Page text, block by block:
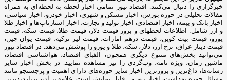
خبرگزاری را دنبال می‌کنند. اقتصاد نیوز تمامی اخبار لحظه به لحظه‌ای به همراه
مقالات تحلیلی در حوزه بورس، اخبار مسکن و شهری، اخبار خودرو، اخبار سیاسی،
اخبار بانک و بیمه، اخبار اقتصادی، اخبار تولید و تجارت، اخبار استارتاپ‌ها و اخبار طلا
و ارز شامل: اطلاعات لحظهای و بروز قیمت دلار، قیمت طلا، قیمت سکه، قیمت
یورو، قیمت بیت کوین، قیمت درهم امارات، قیمت لیر ترکیه، قیمت یوان چین،
قیمت دینار عراق، نرخ ارز، دلار، سکه، طلا و یورو را پوشش می‌دهد. در اقتصاد نیوز
می‌توانید بخش‌های متنوع دیگری همچون، الفبای اقتصاد، هواشناسی اقتصاد،
ماشین زمان، ویژه نامه، وب‌گردی را نیز مشاهده نمایید. در بخش اخبار سایر
رسانه‌ها، داغ‌ترین و بروزترین اخبار سایر حوزه‌های دارای اهمیت و پرجستجو مانند
مسائل حوزه بهداشت، اخبار روز و... قابل نمایش است. علاوه بر آن، پربازدیدترین